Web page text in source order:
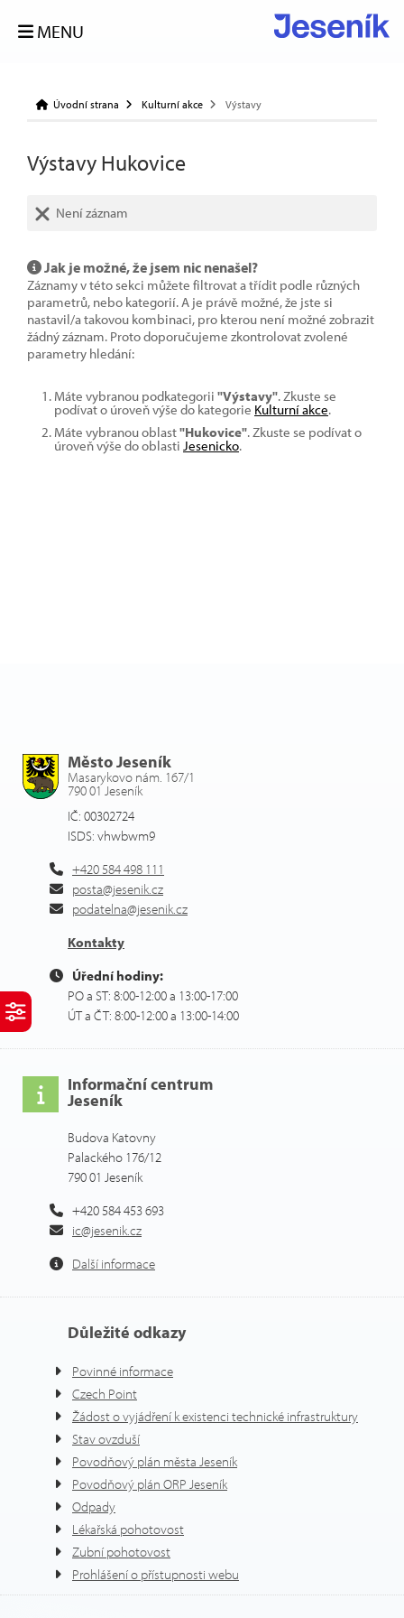
MENU
Úvodní strana Kulturní akce Výstavy
Výstavy Hukovice
Není záznam
Jak je možné, že jsem nic nenašel?
Záznamy v této sekci můžete filtrovat a třídit podle různých
parametrů, nebo kategorií. A je právě možné, že jste si
nastavil/a takovou kombinaci, pro kterou není možné zobrazit
žádný záznam. Proto doporučujeme zkontrolovat zvolené
parametry hledání:
Máte vybranou podkategorii "Výstavy". Zkuste se
podívat o úroveň výše do kategorie Kulturní akce.
Máte vybranou oblast"Hukovice". Zkuste se podívat o
úroveň výše do oblasti Jesenicko.
Město Jeseník
Masarykovo nám. 167/1
790 01 Jeseník
IČ: 00302724
ISDS: vhwbwm9
+420 584 498 111
posta@jesenik.cz
podatelna@jesenik.cz
Kontakty
Úřední hodiny:
PO a ST: 8:00-12:00 a 13:00-17:00
ÚT a ČT: 8:00-12:00 a 13:00-14:00
Informační centrum
Jeseník
Budova Katovny
Palackého 176/12
790 01 Jeseník
+420 584 453 693
ic@jesenik.cz
Další informace
Důležité odkazy
Povinné informace
Czech Point
Žádost o vyjádření k existenci technické infrastruktury
Stav ovzduší
Povodňový plán města Jeseník
Povodňový plán ORP Jeseník
Odpady
Lékařská pohotovost
Zubní pohotovost
Prohlášení o přístupnosti webu